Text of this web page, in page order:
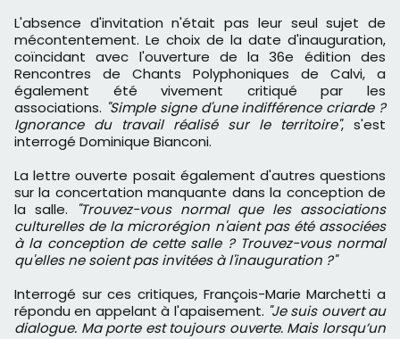
L'absence d'invitation n'était pas leur seul sujet de
mécontentement. Le choix de la date d'inauguration,
coïncidant avec l'ouverture de la 36e édition des
Rencontres de Chants Polyphoniques de Calvi, a
également été vivement critiqué par les
associations. "Simple signe d'une indifférence criarde ?
Ignorance du travail réalisé sur le territoire", s'est
interrogé Dominique Bianconi.
La lettre ouverte posait également d'autres questions
sur la concertation manquante dans la conception de
la salle.
"Trouvez-vous normal que les associations
culturelles de la microrégion n'aient pas été associées
à la conception de cette salle ? Trouvez-vous normal
qu'elles ne soient pas invitées à l'inauguration ?"
Interrogé sur ces critiques, François-Marie Marchetti a
répondu en appelant à l'apaisement. "Je suis ouvert au
dialogue. Ma porte est toujours ouverte. Mais lorsqu’un